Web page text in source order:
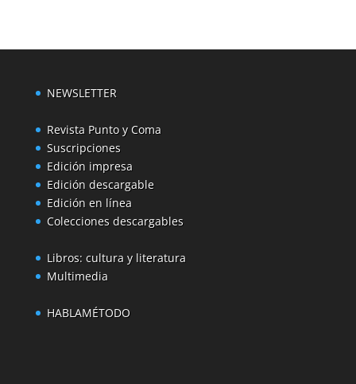
NEWSLETTER
Revista Punto y Coma
Suscripciones
Edición impresa
Edición descargable
Edición en línea
Colecciones descargables
Libros: cultura y literatura
Multimedia
HABLAMÉTODO